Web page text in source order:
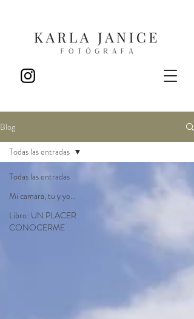
Blog
Todas las entradas
Mi camara, tu y yo...
Libro: UN PLACER
CONOCERME
Todas las entradas